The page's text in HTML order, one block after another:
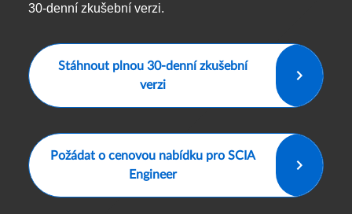
30-denní zkušební verzi.
Stáhnout plnou 30-denní zkušební
verzi
Požádat o cenovou nabídku pro SCIA
Engineer